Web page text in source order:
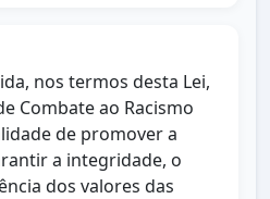
nos termos desta Lei,
Combate ao Racismo
de promover a
a integridade, o
dos valores das